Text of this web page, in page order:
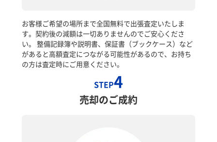
お客様ご希望の場所まで全国無料で出張査定いたしま
す。契約後の減額は一切ありませんのでご安心くださ
い。 整備記録簿や説明書、保証書（ブックケース）など
があると高額査定につながる可能性があるので、お持ち
の方は査定時にご用意ください。
STEP4
売却のご成約